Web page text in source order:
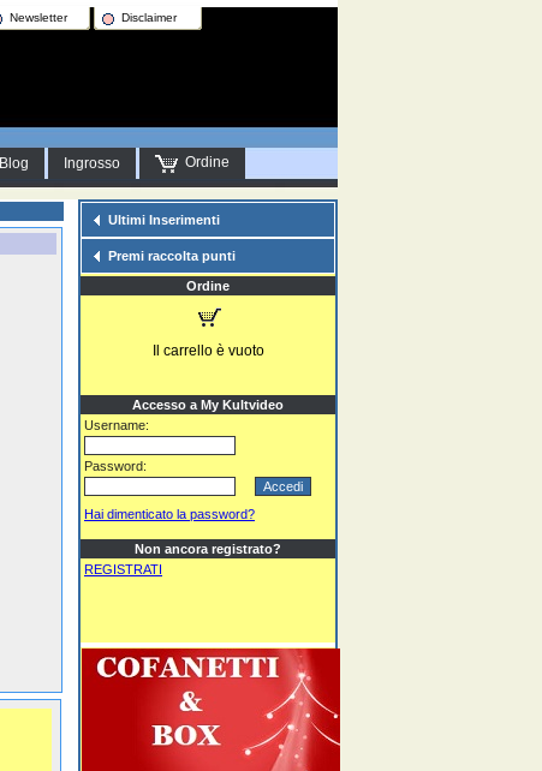
Newsletter Disclaimer
Blog Ingrosso Ordine
Ultimi Inserimenti
Premi raccolta punti
Ordine
Il carrello è vuoto
Accesso a My Kultvideo
Username:
Password:
Hai dimenticato la password?
Non ancora registrato?
REGISTRATI